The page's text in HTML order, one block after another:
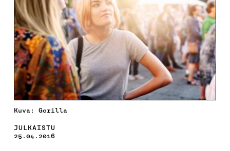
Kuva: Gorilla
JULKAISTU
25.04.2016